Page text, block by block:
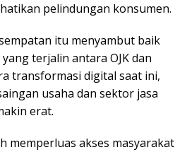
pelindungan konsumen.
itu menyambut baik
terjalin antara OJK dan
transformasi digital saat ini,
usaha dan sektor jasa
erat.
memperluas akses masyarakat